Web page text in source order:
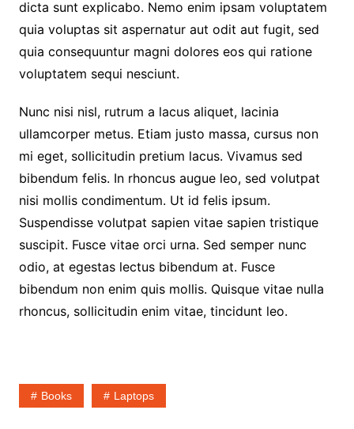
dicta sunt explicabo. Nemo enim ipsam voluptatem
quia voluptas sit aspernatur aut odit aut fugit, sed
quia consequuntur magni dolores eos qui ratione
voluptatem sequi nesciunt.
Nunc nisi nisl, rutrum a lacus aliquet, lacinia
ullamcorper metus. Etiam justo massa, cursus non
mi eget, sollicitudin pretium lacus. Vivamus sed
bibendum felis. In rhoncus augue leo, sed volutpat
nisi mollis condimentum. Ut id felis ipsum.
Suspendisse volutpat sapien vitae sapien tristique
suscipit. Fusce vitae orci urna. Sed semper nunc
odio, at egestas lectus bibendum at. Fusce
bibendum non enim quis mollis. Quisque vitae nulla
rhoncus, sollicitudin enim vitae, tincidunt leo.
Books Laptops